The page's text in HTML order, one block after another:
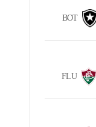
BOT
FLU